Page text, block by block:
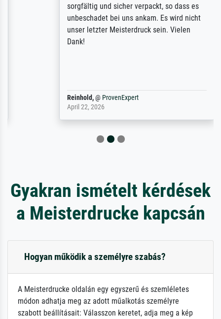
sorgfältig und sicher verpackt, so dass es
unbeschadet bei uns ankam. Es wird nicht
unser letzter Meisterdruck sein. Vielen
Reinhold,@ProvenExpert
April 22, 2026
Gyakran ismételt kérdések
a Meisterdrucke kapcsán
Hogyan működik a személyre szabás?
A Meisterdrucke oldalán egy egyszerű és szemléletes
módon adhatja meg az adott műalkotás személyre
szabott beállításait: Válasszon keretet, adja meg a kép